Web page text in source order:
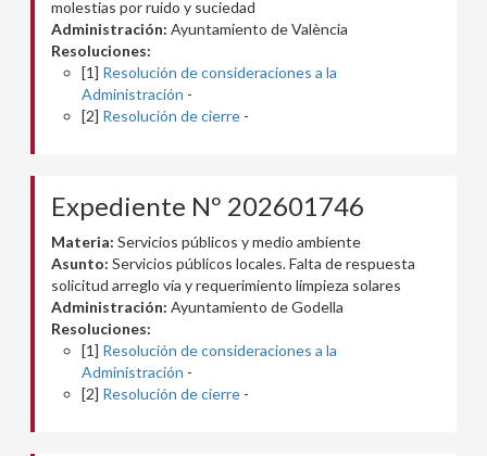
molestias por ruido y suciedad
Administración: Ayuntamiento de València
Resoluciones:
[1] Resolución de consideraciones a la
Administración -
[2] Resolución de cierre -
Expediente Nº 202601746
Materia: Servicios públicos y medio ambiente
Asunto: Servicios públicos locales. Falta de respuesta
solicitud arreglo vía y requerimiento limpieza solares
Administración: Ayuntamiento de Godella
Resoluciones:
[1] Resolución de consideraciones a la
Administración -
[2] Resolución de cierre -